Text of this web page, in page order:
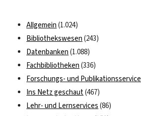
Allgemein (1.024)
Bibliothekswesen (243)
Datenbanken (1.088)
Fachbibliotheken (336)
Forschungs- und Publikationsservice
Ins Netz geschaut(467)
Lehr- und Lernservices (86)